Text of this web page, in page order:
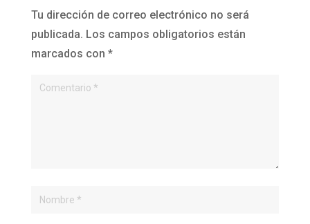
Tu dirección de correo electrónico no será
publicada. Los campos obligatorios están
marcados con *